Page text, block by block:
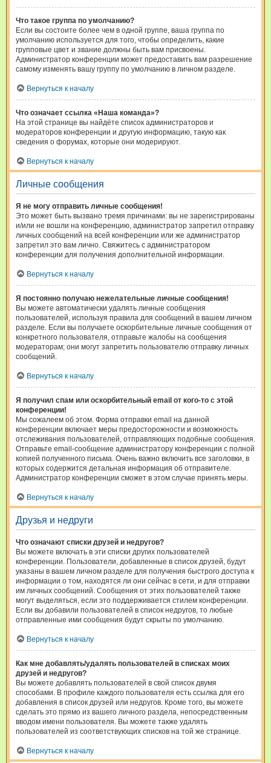
Что такое группа по умолчанию?
Если вы состоите более чем в одной группе, ваша группа по
умолчанию используется для того, чтобы определить, какие
групповые цвет и звание должны быть вам присвоены.
Администратор конференции может предоставить вам разрешение
самому изменять вашу группу по умолчанию в личном разделе.
Вернуться к началу
Что означает ссылка «Наша команда»?
На этой странице вы найдёте список администраторов и
модераторов конференции и другую информацию, такую как
сведения о форумах, которые они модерируют.
Вернуться к началу
Личные сообщения
Я не могу отправить личные сообщения!
Это может быть вызвано тремя причинами: вы не зарегистрированы
и/или не вошли на конференцию, администратор запретил отправку
личных сообщений на всей конференции или же администратор
запретил это вам лично. Свяжитесь с администратором
конференции для получения дополнительной информации.
Вернуться к началу
Я постоянно получаю нежелательные личные сообщения!
Вы можете автоматически удалять личные сообщения
пользователей, используя правила для сообщений в вашем личном
разделе. Если вы получаете оскорбительные личные сообщения от
конкретного пользователя, отправьте жалобы на сообщения
модераторам; они могут запретить пользователю отправку личных
сообщений.
Вернуться к началу
Я получил спам или оскорбительный email от кого-то с этой
конференции!
Мы сожалеем об этом. Форма отправки email на данной
конференции включает меры предосторожности и возможность
отслеживания пользователей, отправляющих подобные сообщения.
Отправьте email-сообщение администратору конференции с полной
копией полученного письма. Очень важно включить все заголовки, в
которых содержится детальная информация об отправителе.
Администратор конференции сможет в этом случае принять меры.
Вернуться к началу
Друзья и недруги
Что означают списки друзей и недругов?
Вы можете включать в эти списки других пользователей
конференции. Пользователи, добавленные в список друзей, будут
указаны в вашем личном разделе для получения быстрого доступа к
информации о том, находятся ли они сейчас в сети, и для отправки
им личных сообщений. Сообщения от этих пользователей также
могут выделяться, если это поддерживается стилем конференции.
Если вы добавили пользователей в список недругов, то любые
отправленные ими сообщения будут скрыты по умолчанию.
Вернуться к началу
Как мне добавлять/удалять пользователей в списках моих
друзей и недругов?
Вы можете добавлять пользователей в свой список двумя
способами. В профиле каждого пользователя есть ссылка для его
добавления в список друзей или недругов. Кроме того, вы можете
сделать это прямо из вашего личного раздела, непосредственным
вводом имени пользователя. Вы можете также удалять
пользователей из соответствующих списков на той же странице.
Вернуться к началу